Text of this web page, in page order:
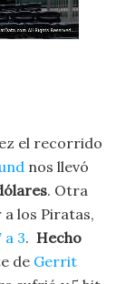
el recorrido
nos llevó
. Otra
los Piratas,
a 3. Hecho
de Gerrit